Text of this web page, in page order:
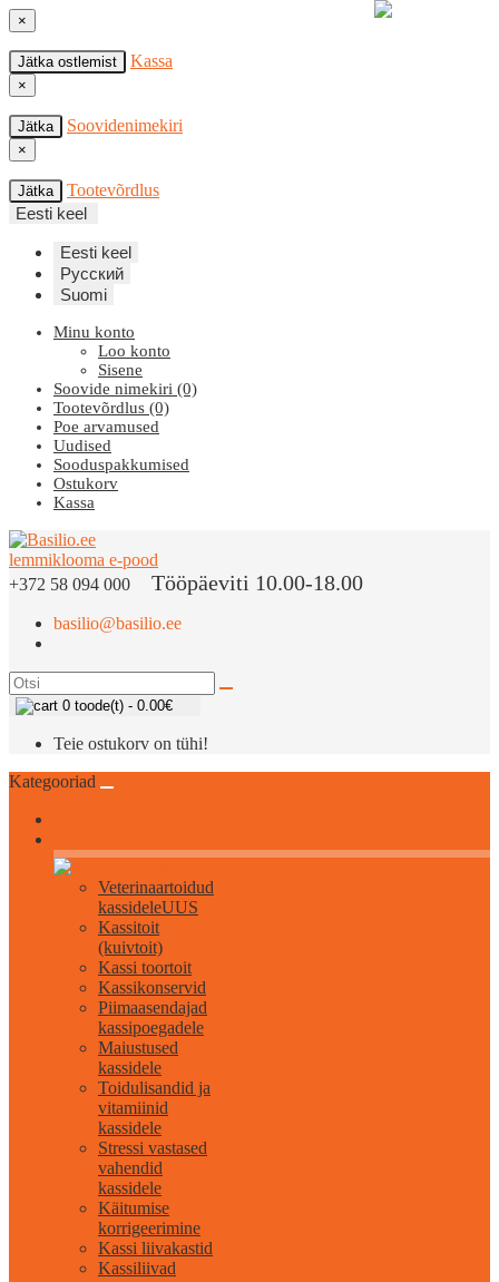
×
Jätka ostlemist Kassa
×
Jätka Soovidenimekiri
×
Jätka
Tootevõrdlus
Eesti keel
Eesti keel
Русский
Suomi
Minu konto
Loo konto
Sisene
Soovide nimekiri (0)
Tootevõrdlus (0)
Poe arvamused
Uudised
Sooduspakkumised
Ostukorv
Kassa
+372 58 094 000 Tööpäeviti 10.00-18.00
basilio@basilio.ee
0 toode(t) - 0.00€
Teie ostukorv on tühi!
Kategooriad
Veterinaartoidud
kassideleUUS
Kassitoit
(kuivtoit)
Kassi toortoit
Kassikonservid
Piimaasendajad
kassipoegadele
Maiustused
kassidele
Toidulisandid ja
vitamiinid
kassidele
Stressi vastased
vahendid
kassidele
Käitumise
korrigeerimine
Kassi liivakastid
Kassiliivad